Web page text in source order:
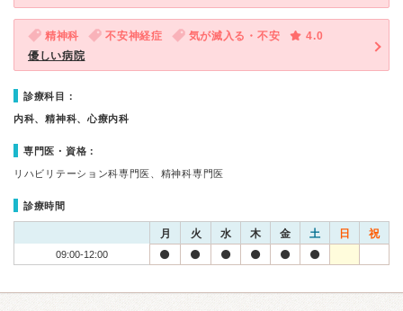
精神科 不安神経症 気が滅入る・不安
4.0
優しい病院
診療科目：
内科、精神科、心療内科
専門医・資格：
リハビリテーション科専門医、精神科専門医
診療時間
月 火 水 木 金 土 日 祝
09:00-12:00